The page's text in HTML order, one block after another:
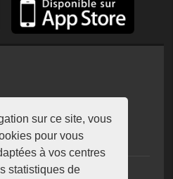
sur ce site, vous
pour vous
à vos centres
statistiques de